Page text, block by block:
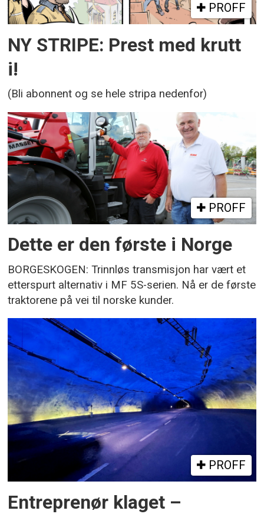
PROFF
NY STRIPE: Prest med krutt
i!
(Bli abonnent og se hele stripa nedenfor)
PROFF
Dette er den første i Norge
BORGESKOGEN: Trinnløs transmisjon har vært et
etterspurt alternativ i MF 5S-serien. Nå er de første
traktorene på vei til norske kunder.
PROFF
Entreprenør klaget –